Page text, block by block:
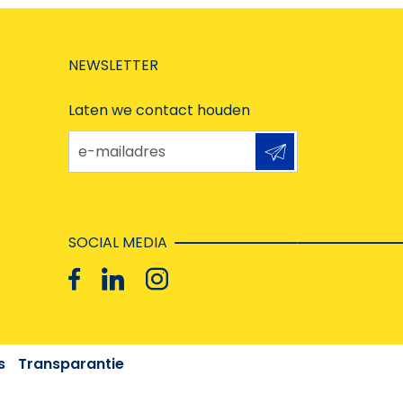
NEWSLETTER
Laten we contact houden
e-mailadres
SOCIAL MEDIA
Transparantie